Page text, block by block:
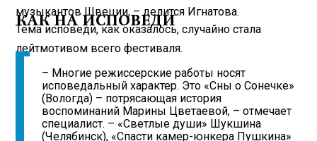
музыкантов Швеции, – делится Игнатова.
КАК НА ИСПОВЕДИ
Тема исповеди, как оказалось, случайно стала
лейтмотивом всего фестиваля.
– Многие режиссерские работы носят
исповедальный характер. Это «Сны о Сонечке»
(Вологда) – потрясающая история
воспоминаний Марины Цветаевой, – отмечает
специалист. – «Светлые души» Шукшина
(Челябинск), «Спасти камер-юнкера Пушкина»